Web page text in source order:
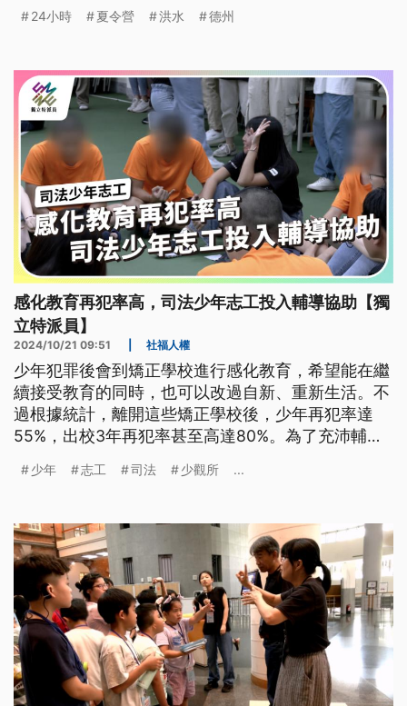
24小時 夏令營 洪水 德州
感化教育再犯率高，司法少年志工投入輔導協助【獨
立特派員】
2024/10/21 09:51 社福人權
少年犯罪後會到矯正學校進行感化教育，希望能在繼
續接受教育的同時，也可以改過自新、重新生活。不
過根據統計，離開這些矯正學校後，少年再犯率達
55%，出校3年再犯率甚至高達80%。為了充沛輔導
作，希望能透過陪伴，有效降低再犯率。
少年 志工 司法 少觀所 ...